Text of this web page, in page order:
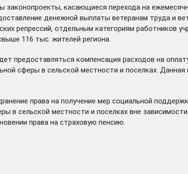
законопроекты, касающиеся перехода на
денежной выплаты ветеранам труда и
репрессий, отдельным категориям работников
116 тыс. жителей региона.
предоставляться компенсация расходов на
сферы в сельской местности и поселках.
права на получение мер социальной
в сельской местности и поселках вне
права на страховую пенсию.